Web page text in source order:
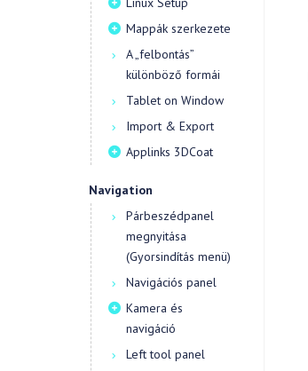
Mappák szerkezete
A „felbontás”
különböző formái
Tablet on Window
Import & Export
Applinks 3DCoat
Navigation
Párbeszédpanel
megnyitása
(Gyorsindítás menü)
Navigációs panel
Kamera és
navigáció
Left tool panel